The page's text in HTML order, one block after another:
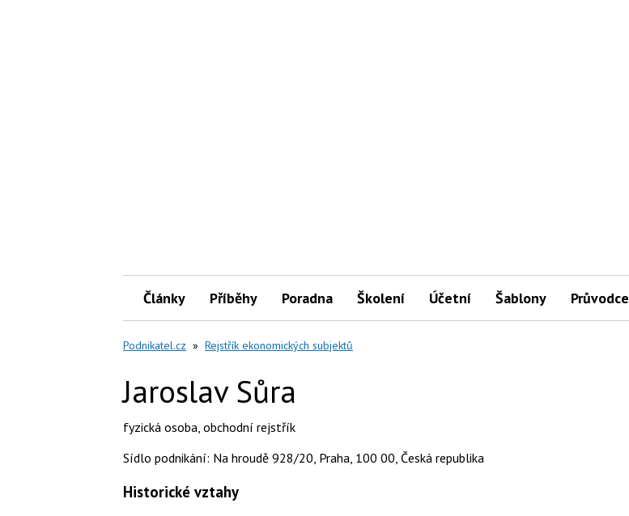
Články Příběhy Poradna Školení Účetní Šablony Průvodce
Podnikatel.cz » Rejstřík ekonomických subjektů
Jaroslav Sůra
fyzická osoba obchodní rejstřík
Sídlo podnikání: Na hroudě 928/20, Praha, 100 00, Česká republika
Historické vztahy